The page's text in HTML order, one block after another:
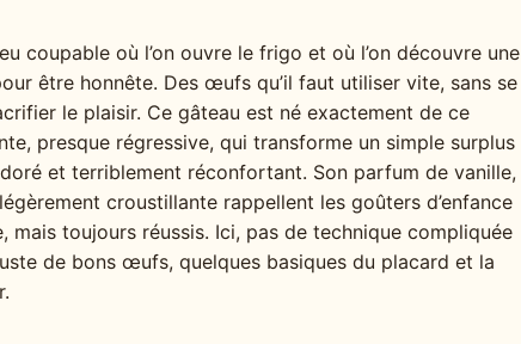
coupable où l’on ouvre le frigo et où l’on découvre une
être honnête. Des œufs qu’il faut utiliser vite, sans se
le plaisir. Ce gâteau est né exactement de ce
presque régressive, qui transforme un simple surplus
et terriblement réconfortant. Son parfum de vanille,
croustillante rappellent les goûters d’enfance
toujours réussis. Ici, pas de technique compliquée
de bons œufs, quelques basiques du placard et la